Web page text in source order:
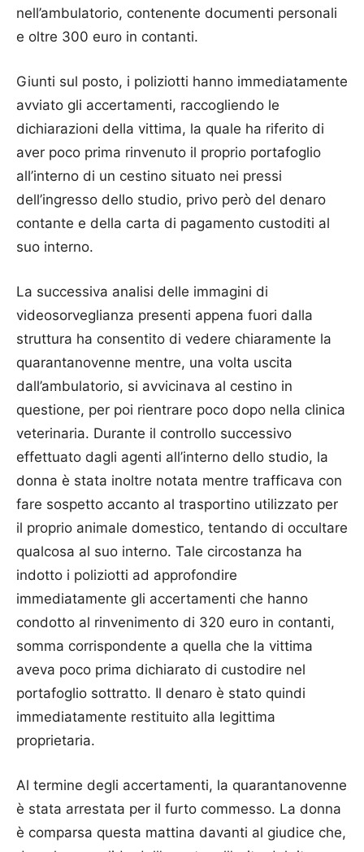
nell’ambulatorio, contenente documenti personali
e oltre 300 euro in contanti.
Giunti sul posto, i poliziotti hanno immediatamente
avviato gli accertamenti, raccogliendo le
dichiarazioni della vittima, la quale ha riferito di
aver poco prima rinvenuto il proprio portafoglio
all’interno di un cestino situato nei pressi
dell’ingresso dello studio, privo però del denaro
contante e della carta di pagamento custoditi al
suo interno.
La successiva analisi delle immagini di
videosorveglianza presenti appena fuori dalla
struttura ha consentito di vedere chiaramente la
quarantanovenne mentre, una volta uscita
dall’ambulatorio, si avvicinava al cestino in
questione, per poi rientrare poco dopo nella clinica
veterinaria. Durante il controllo successivo
effettuato dagli agenti all’interno dello studio, la
donna è stata inoltre notata mentre trafficava con
fare sospetto accanto al trasportino utilizzato per
il proprio animale domestico, tentando di occultare
qualcosa al suo interno. Tale circostanza ha
indotto i poliziotti ad approfondire
immediatamente gli accertamenti che hanno
condotto al rinvenimento di 320 euro in contanti,
somma corrispondente a quella che la vittima
aveva poco prima dichiarato di custodire nel
portafoglio sottratto. Il denaro è stato quindi
immediatamente restituito alla legittima
proprietaria.
Al termine degli accertamenti, la quarantanovenne
è stata arrestata per il furto commesso. La donna
è comparsa questa mattina davanti al giudice che,